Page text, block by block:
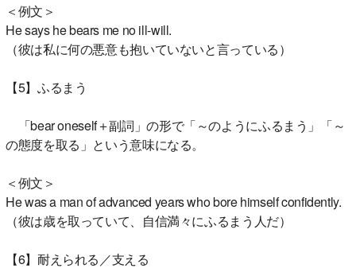
＜例文＞
He says he bears me no ill-will.
（彼は私に何の悪意も抱いていないと言っている）
【5】ふるまう
「bear oneself＋副詞」の形で「～のようにふるまう」「～
の態度を取る」という意味になる。
＜例文＞
He was a man of advanced years who bore himself confidently.
（彼は歳を取っていて、自信満々にふるまう人だ）
【6】耐えられる／支える